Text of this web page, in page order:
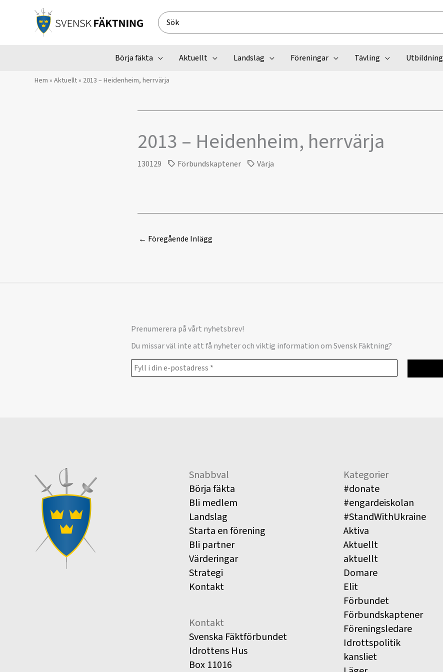
Search
for:
Börja fäkta Aktuellt Landslag Föreningar Tävling Utbildning
Hem » Aktuellt» 2013 – Heidenheim, herrvärja
2013 – Heidenheim, herrvärja
130129 Förbundskaptener Värja
← Föregående Inlägg
Prenumerera på vårt nyhetsbrev!
Du missar väl inte att få nyheter och viktig information om Svensk Fäktning?
Snabbval
Börja fäkta
Bli medlem
Landslag
Starta en förening
Bli partner
Värderingar
Strategi
Kontakt
Kontakt
Svenska Fäktförbundet
Idrottens Hus
Box 11016
Kategorier
#donate
#engardeiskolan
#StandWithUkraine
Aktiva
Aktuellt
aktuellt
Domare
Elit
Förbundet
Förbundskaptener
Föreningsledare
Idrottspolitik
kansliet